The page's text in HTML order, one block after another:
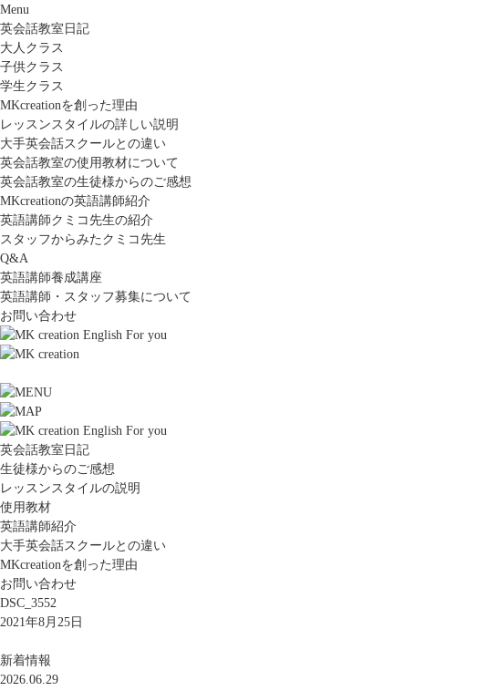
Menu
英会話教室日記
大人クラス
子供クラス
学生クラス
MKcreationを創った理由
レッスンスタイルの詳しい説明
大手英会話スクールとの違い
英会話教室の使用教材について
英会話教室の生徒様からのご感想
MKcreationの英語講師紹介
英語講師クミコ先生の紹介
スタッフからみたクミコ先生
Q&A
英語講師養成講座
英語講師・スタッフ募集について
お問い合わせ
英会話教室日記
生徒様からのご感想
レッスンスタイルの説明
使用教材
英語講師紹介
大手英会話スクールとの違い
MKcreationを創った理由
お問い合わせ
DSC_3552
2021年8月25日
新着情報
2026.06.29